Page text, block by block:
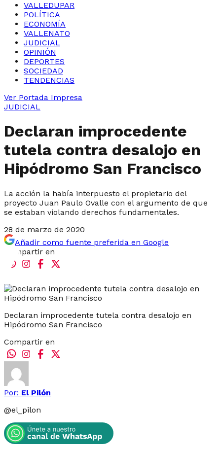
VALLEDUPAR
POLÍTICA
ECONOMÍA
VALLENATO
JUDICIAL
OPINIÓN
DEPORTES
SOCIEDAD
TENDENCIAS
Ver Portada Impresa
JUDICIAL
Declaran improcedente
tutela contra desalojo en
Hipódromo San Francisco
La acción la había interpuesto el propietario del
proyecto Juan Paulo Ovalle con el argumento de que
se estaban violando derechos fundamentales.
28 de marzo de 2020
Añadir como fuente preferida en Google
Compartir en
Declaran improcedente tutela contra desalojo en
Hipódromo San Francisco
Compartir en
Por: El Pilón
@el_pilon